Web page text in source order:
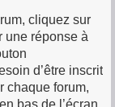
cliquez sur
une réponse à
d’être inscrit
chaque forum,